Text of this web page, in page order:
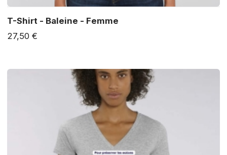
T-Shirt - Baleine - Femme
27,50 €